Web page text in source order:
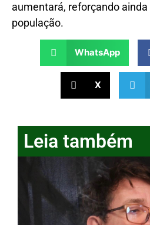
aumentará, reforçando
população.
WhatsApp
X
Leia também